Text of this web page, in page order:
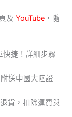
及 YouTube ，隨
捷！詳細步驟
送中國大陸證
貨，扣除運費與